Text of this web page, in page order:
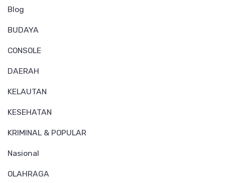
Blog
BUDAYA
CONSOLE
DAERAH
KELAUTAN
KESEHATAN
KRIMINAL & POPULAR
Nasional
OLAHRAGA